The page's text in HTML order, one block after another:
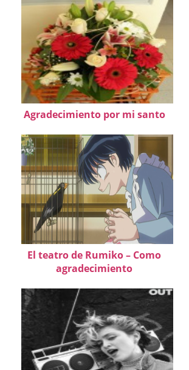
Agradecimiento por mi santo
El teatro de Rumiko – Como
agradecimiento